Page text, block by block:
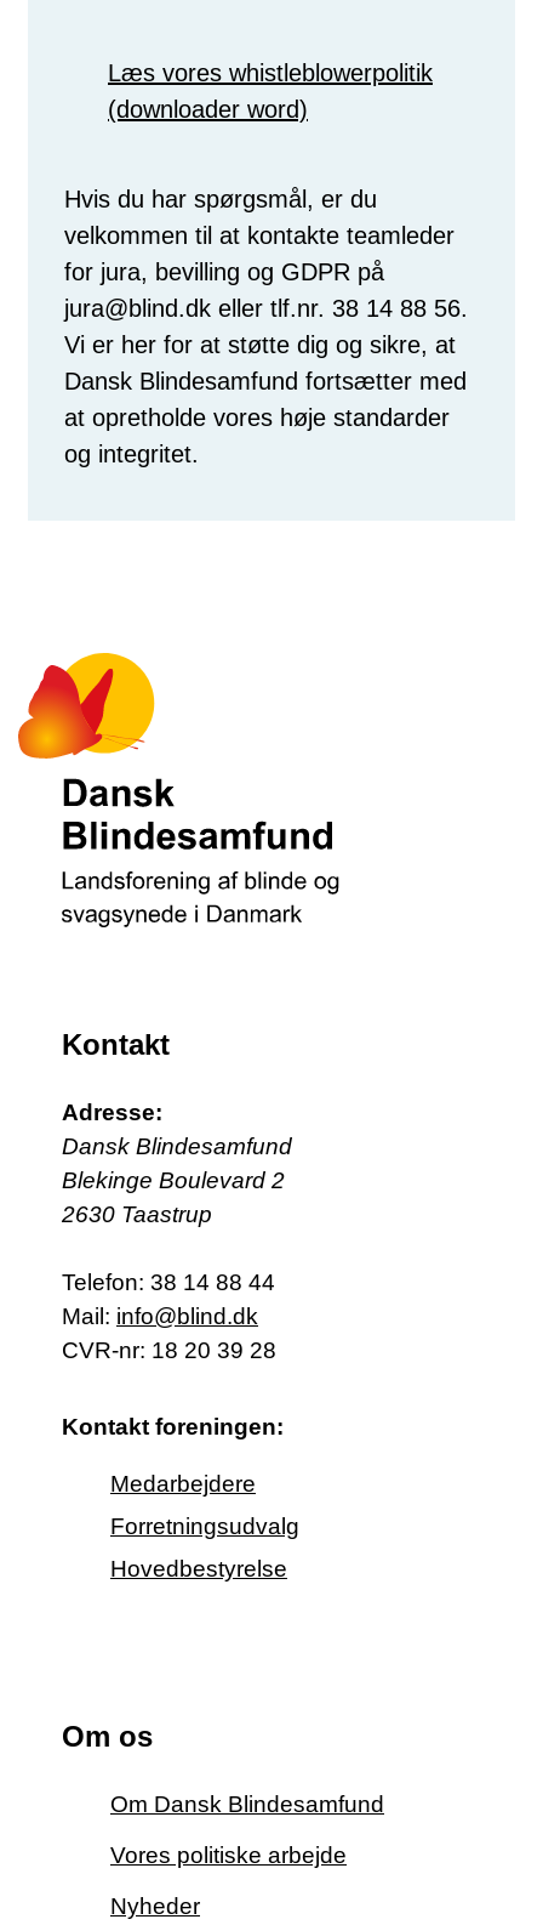
Læs vores whistleblowerpolitik
(downloader word)
Hvis du har spørgsmål, er du
velkommen til at kontakte teamleder
for jura, bevilling og GDPR på
jura@blind.dk eller tlf.nr. 38 14 88 56.
Vi er her for at støtte dig og sikre, at
Dansk Blindesamfund fortsætter med
at opretholde vores høje standarder
og integritet.
Kontakt
Adresse:
Dansk Blindesamfund
Blekinge Boulevard 2
2630 Taastrup
Telefon: 38 14 88 44
Mail: info@blind.dk
CVR-nr: 18 20 39 28
Kontakt foreningen:
Medarbejdere
Forretningsudvalg
Hovedbestyrelse
Om os
Om Dansk Blindesamfund
Vores politiske arbejde
Nyheder